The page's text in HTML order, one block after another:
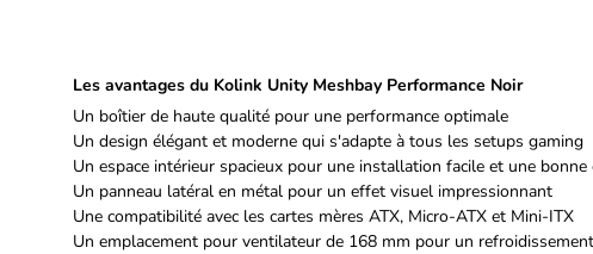
Les avantages du Kolink Unity Meshbay Performance Noir
Un boîtier de haute qualité pour une performance optimale
Un design élégant et moderne qui s'adapte à tous les setups gaming
Un espace intérieur spacieux pour une installation facile et une
Un panneau latéral en métal pour un effet visuel impressionnant
Une compatibilité avec les cartes mères ATX, Micro-ATX et Mini-ITX
Un emplacement pour ventilateur de 168 mm pour un